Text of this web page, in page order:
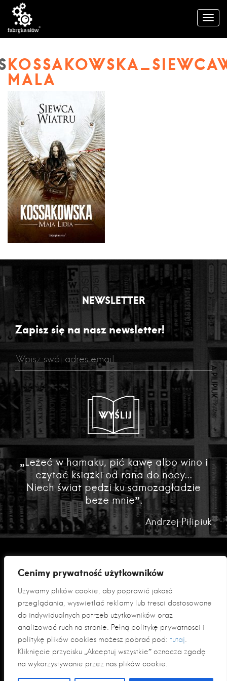
Cenimy prywatność użytkowników
Używamy plików cookie, aby poprawić jakość
przeglądania, wyświetlać reklamy lub treści dostosowane
do indywidualnych potrzeb użytkowników oraz
analizować ruch na stronie. Pełną politykę prywatności i
politykę plików cookies możesz pobrać pod: tutaj.
Kliknięcie przycisku „Akceptuj wszystkie” oznacza zgodę
na wykorzystywanie przez nas plików cookie.
MALA
NEWSLETTER
Zapisz się na nasz newsletter!
WYŚLIJ
„Leżeć w hamaku, pić kawę albo wino i
czytać książki od rana do nocy...
Niech świat pędzi ku samozagładzie
beze mnie”.
Andrzej Pilipiuk
Polityka prywatności
Klauzula informacyjna RODO